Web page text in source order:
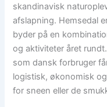
skandinavisk
afslapning. Hemsedal
byder på en
og aktiviteter året
som dansk forbruger
logistisk, økonomisk
for sneen eller de